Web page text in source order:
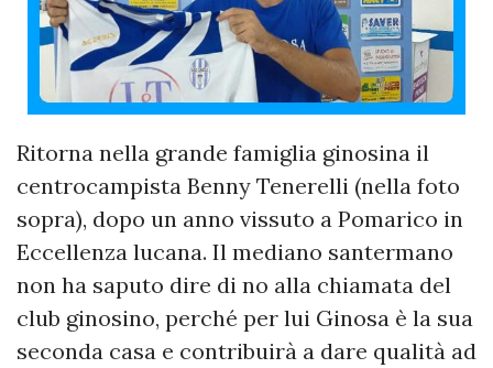
Ritorna nella grande famiglia ginosina il
centrocampista Benny Tenerelli (nella foto
sopra), dopo un anno vissuto a Pomarico in
Eccellenza lucana. Il mediano santermano
non ha saputo dire di no alla chiamata del
club ginosino, perché per lui Ginosa è la sua
seconda casa e contribuirà a dare qualità ad